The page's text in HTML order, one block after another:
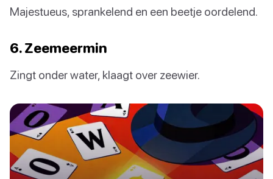
Majestueus, sprankelend en een beetje oordelend.
6. Zeemeermin
Zingt onder water, klaagt over zeewier.